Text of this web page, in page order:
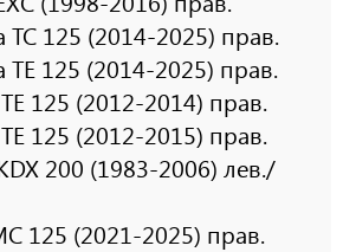
TC 125 (2014-2025) прав.
TE 125 (2014-2025) прав.
125 (2012-2014) прав.
125 (2012-2015) прав.
200 (1983-2006) лев./
125 (2021-2025) прав.